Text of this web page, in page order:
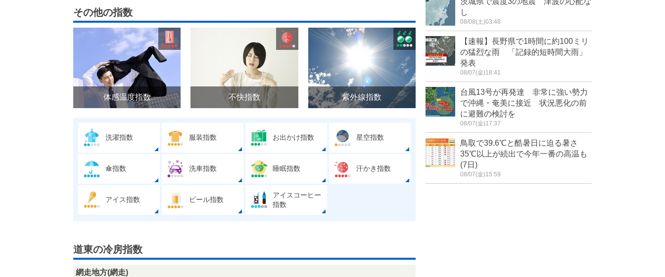
その他の指数
体感温度指数 不快指数 紫外線指数
洗濯指数 服装指数 お出かけ指数 星空指数
傘指数 洗車指数 睡眠指数 汗かき指数
アイス指数 ビール指数
アイスコーヒー
指数
道東の冷房指数
網走地方(網走)
し
08/08(土)03:48
【速報】長野県で1時間に約100ミリ
の猛烈な雨 「記録的短時間大雨」
発表
08/07(金)18:41
台風13号が再発達 非常に強い勢力
で沖縄・奄美に接近 状況悪化の前
に避難の検討を
08/07(金)17:37
鳥取で39.6℃と酷暑日に迫る暑さ
35℃以上が続出で今年一番の高温も
(7日)
08/07(金)15:59